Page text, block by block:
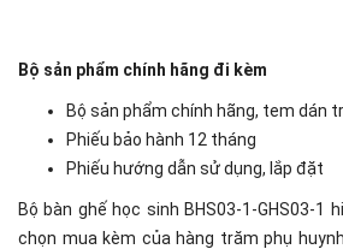
Bộ sản phẩm chính hãng đi kèm
Bộ sản phẩm chính hãng, tem dán
Phiếu bảo hành 12 tháng
Phiếu hướng dẫn sử dụng, lắp đặt
Bộ bàn ghế học sinh BHS03-1-GHS03-
chọn mua kèm của hàng trăm phụ